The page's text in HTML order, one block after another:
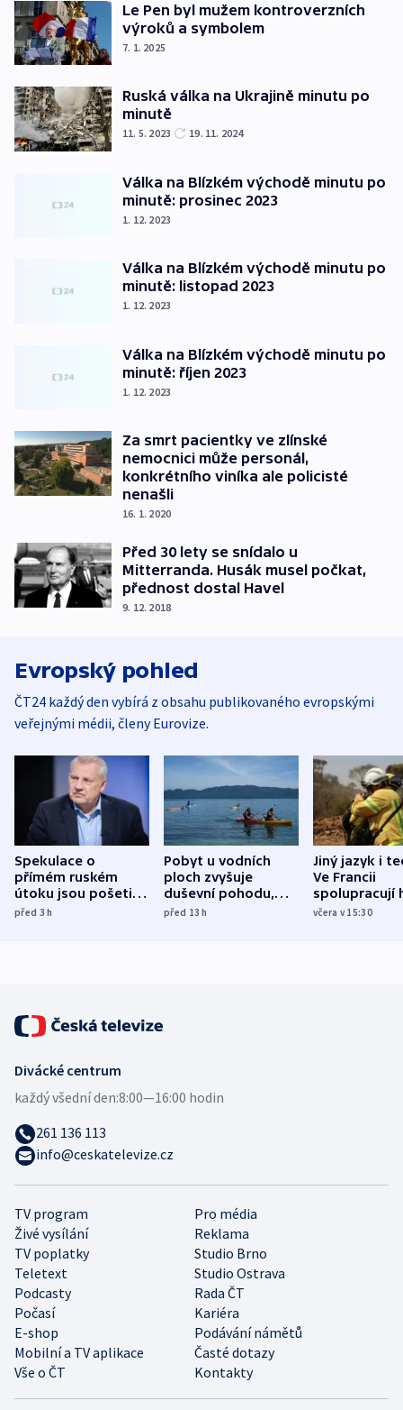
Le Pen byl mužem kontroverzních
výroků a symbolem
7. 1. 2025
Ruská válka na Ukrajině minutu po
minutě
11. 5. 2023 19. 11. 2024
Válka na Blízkém východě minutu po
minutě: prosinec 2023
1. 12. 2023
Válka na Blízkém východě minutu po
minutě: listopad 2023
1. 12. 2023
Válka na Blízkém východě minutu po
minutě: říjen 2023
1. 12. 2023
Za smrt pacientky ve zlínské
nemocnici může personál,
konkrétního viníka ale policisté
nenašli
16. 1. 2020
Před 30 lety se snídalo u
Mitterranda. Husák musel počkat,
přednost dostal Havel
9. 12. 2018
Evropský pohled
ČT24 každý den vybírá z obsahu publikovaného evropskými
veřejnými médii, členy Eurovize.
Spekulace o
přímém ruském
útoku jsou pošetilé,
míní estonský
před 3h
Pobyt u vodních
ploch zvyšuje
duševní pohodu,
ukázala
před 13h
Jiný jazyk i
Ve Francii
spolupracují
různých zemí
včera v 15:30
TV program
Pro média
Živé vysílání
Reklama
TV poplatky
Studio Brno
Teletext
Studio Ostrava
Podcasty
Rada ČT
Počasí
Kariéra
E-shop
Podávání námětů
Mobilní a TV aplikace
Časté dotazy
Vše o ČT
Kontakty
Divácké centrum
každý všední den:8:00—16:00 hodin
261 136 113
info@ceskatelevize.cz